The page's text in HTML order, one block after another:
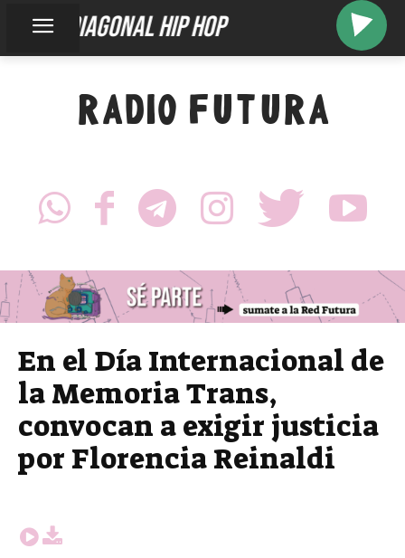
diagonal hip hop
RADIO FUTURA
En el Día Internacional de
la Memoria Trans,
convocan a exigir justicia
por Florencia Reinaldi